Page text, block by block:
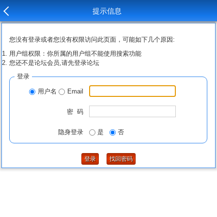
提示信息
您没有登录或者您没有权限访问此页面，可能如下几个原因:
用户组权限：你所属的用户组不能使用搜索功能
您还不是论坛会员,请先登录论坛
登录
用户名 Email
密 码
隐身登录 是 否